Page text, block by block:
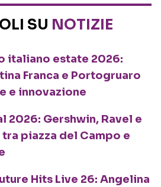
SU NOTIZIE
italiano estate 2026:
Franca e Portogruaro
e innovazione
2026: Gershwin, Ravel e
piazza del Campo e
Hits Live 26: Angelina